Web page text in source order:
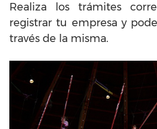
Realiza los trámites
registrar tu empresa y
través de la misma.